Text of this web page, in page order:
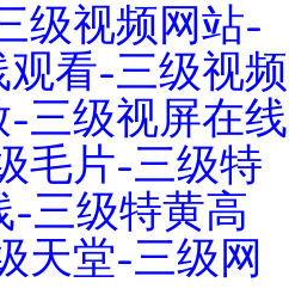
级视频网站-
看-三级视频
三级视屏在线
毛片-三级特
-三级特黄高
天堂-三级网